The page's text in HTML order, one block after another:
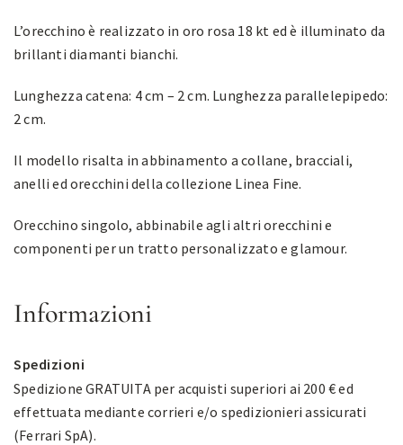
L’orecchino è realizzato in oro rosa 18 kt ed è illuminato da
brillanti diamanti bianchi.
Lunghezza catena: 4 cm – 2 cm. Lunghezza parallelepipedo:
2 cm.
Il modello risalta in abbinamento a collane, bracciali,
anelli ed orecchini della collezione Linea Fine.
Orecchino singolo, abbinabile agli altri orecchini e
componenti per un tratto personalizzato e glamour.
Informazioni
Spedizioni
Spedizione GRATUITA per acquisti superiori ai 200 € ed
effettuata mediante corrieri e/o spedizionieri assicurati
(Ferrari SpA).